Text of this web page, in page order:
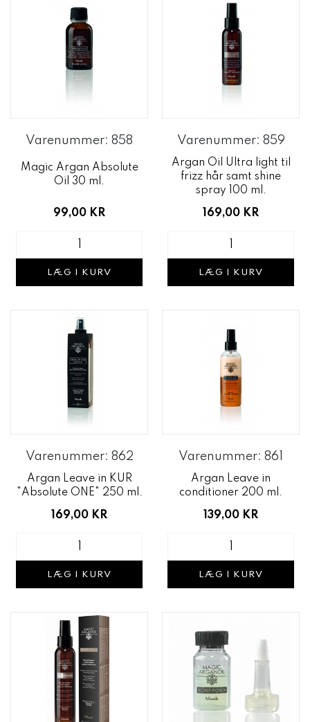
Varenummer: 858
Magic Argan Absolute
Oil 30 ml.
99,00 KR
LÆG I KURV
Varenummer: 859
Argan Oil Ultra light til
frizz hår samt shine
spray 100 ml.
169,00 KR
LÆG I KURV
Varenummer: 862
Argan Leave in KUR
"Absolute ONE" 250 ml.
169,00 KR
LÆG I KURV
Varenummer: 861
Argan Leave in
conditioner 200 ml.
139,00 KR
LÆG I KURV